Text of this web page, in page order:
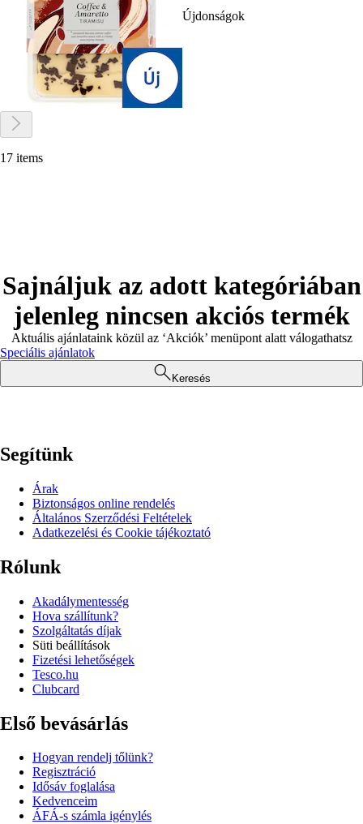
Újdonságok
17 items
Sajnáljuk az adott kategóriában
jelenleg nincsen akciós termék
Aktuális ajánlataink közül az ‘Akciók’ menüpont alatt válogathatsz
Speciális ajánlatok
Keresés
Segítünk
Árak
Biztonságos online rendelés
Általános Szerződési Feltételek
Adatkezelési és Cookie tájékoztató
Rólunk
Akadálymentesség
Hova szállítunk?
Szolgáltatás díjak
Süti beállítások
Fizetési lehetőségek
Tesco.hu
Clubcard
Első bevásárlás
Hogyan rendelj tőlünk?
Regisztráció
Idősáv foglalása
Kedvenceim
ÁFÁ-s számla igénylés